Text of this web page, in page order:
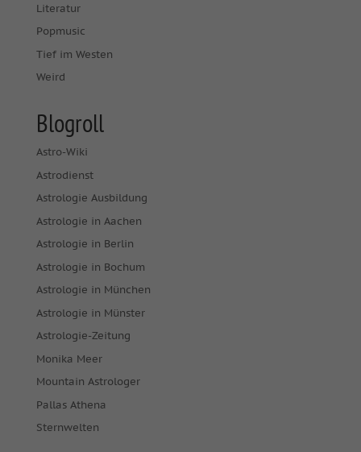
Literatur
Popmusic
Tief im Westen
Weird
Blogroll
Astro-Wiki
Astrodienst
Astrologie Ausbildung
Astrologie in Aachen
Astrologie in Berlin
Astrologie in Bochum
Astrologie in München
Astrologie in Münster
Astrologie-Zeitung
Monika Meer
Mountain Astrologer
Pallas Athena
Sternwelten